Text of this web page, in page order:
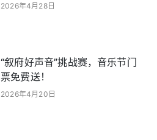
2026年4月28日
“叙府好声音”挑战赛，音乐节门
票免费送！
2026年4月20日